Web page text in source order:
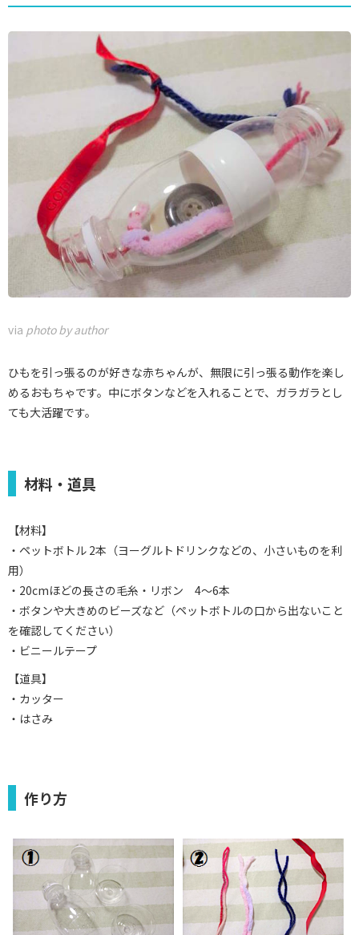
via photo by author
ひもを引っ張るのが好きな赤ちゃんが、無限に引っ張る動作を楽し
めるおもちゃです。中にボタンなどを入れることで、ガラガラとし
ても大活躍です。
材料・道具
【材料】
・ペットボトル 2本（ヨーグルトドリンクなどの、小さいものを利
用）
・20cmほどの長さの毛糸・リボン 4～6本
・ボタンや大きめのビーズなど（ペットボトルの口から出ないこと
を確認してください）
・ビニールテープ
【道具】
・カッター
・はさみ
作り方